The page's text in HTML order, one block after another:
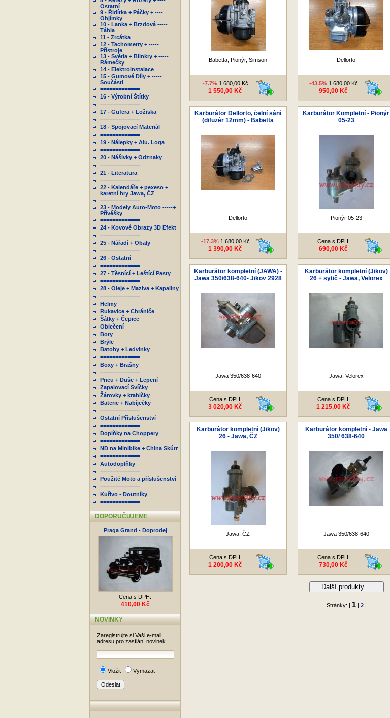
Ostatní
9 - Řidítka + Páčky + ----
Objímky
10 - Lanka + Brzdová -----
Táhla
11 - Zrcátka
12 - Tachometry + -----
Přístroje
13 - Světla + Blinkry + -----
Rámečky
14 - Elektroinstalace
15 - Gumové Díly + -----
Součásti
=============
16 - Výrobní Štítky
=============
17 - Gufera + Ložiska
=============
18 - Spojovací Materiál
=============
19 - Nálepky + Alu. Loga
=============
20 - Nášivky + Odznaky
=============
21 - Literatura
=============
22 - Kalendáře + pexeso +
karetní hry Jawa, ČZ
=============
23 - Modely Auto-Moto -----+
Přívěšky
=============
24 - Kovové Obrazy 3D Efekt
=============
25 - Nářadí + Obaly
=============
26 - Ostatní
=============
27 - Těsnící + Leštící Pasty
=============
28 - Oleje + Maziva + Kapaliny
=============
Helmy
Rukavice + Chrániče
Šátky + Čepice
Oblečení
Boty
Brýle
Batohy + Ledvinky
=============
Boxy + Brašny
=============
Pneu + Duše + Lepení
Zapalovací Svíčky
Žárovky + krabičky
Baterie + Nabíječky
=============
Ostatní Příslušenství
=============
Doplňky na Choppery
=============
ND na Minibike + China Skútr
=============
Autodoplňky
=============
Použité Moto a příslušenství
=============
Kuřivo - Doutníky
=============
DOPORUČUJEME
Praga Grand - Doprodej
Cena s DPH:
410,00 Kč
NOVINKY
Zaregistrujte si Vaši e-mail
adresu pro zasílání novinek.
Vložit Vymazat
Babetta, Pionýr, Simson
-7.7%1 680,00 Kč
1 550,00 Kč
Dellorto
-43.5%1 680,00 Kč
950,00 Kč
Karburátor Dellorto, čelní sání
(difuzér 12mm) - Babetta
Dellorto
-17.3%1 680,00 Kč
1 390,00 Kč
Karburátor Kompletní - Pionýr
05-23
Pionýr 05-23
Cena s DPH:
690,00 Kč
Karburátor kompletní (JAWA) -
Jawa 350/638-640- Jikov 2928
Jawa 350/638-640
Cena s DPH:
3 020,00 Kč
Karburátor kompletní (Jikov)
26 + sytič - Jawa, Velorex
Jawa, Velorex
Cena s DPH:
1 215,00 Kč
Karburátor kompletní (Jikov)
26 - Jawa, ČZ
Jawa, ČZ
Cena s DPH:
1 200,00 Kč
Karburátor kompletní - Jawa
350/ 638-640
Jawa 350/638-640
Cena s DPH:
730,00 Kč
Další produkty....
Stránky: | 1| 2|